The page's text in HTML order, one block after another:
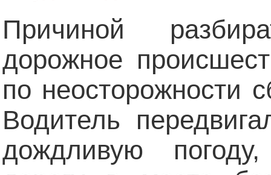
Причиной
дорожное
по неосторожности
Водитель
дождливую